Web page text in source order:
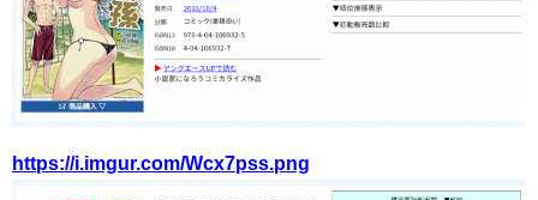
https://i.imgur.com/Wcx7pss.png